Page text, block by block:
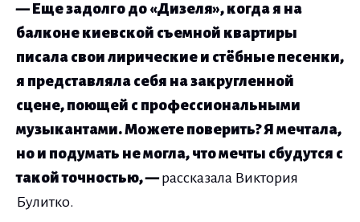
— Еще задолго до «Дизеля», когда я на
балконе киевской съемной квартиры
писала свои лирические и стёбные песенки,
я представляла себя на закругленной
сцене, поющей с профессиональными
музыкантами. Можете поверить? Я мечтала,
но и подумать не могла, что мечты сбудутся с
такой точностью, —рассказала Виктория
Булитко.